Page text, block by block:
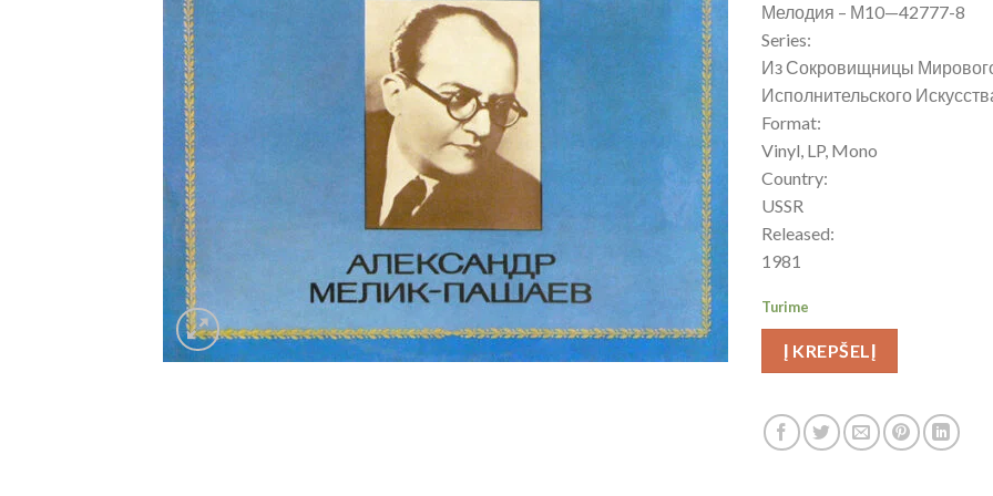
Мелодия – М10—42777-8
Series:
Из Сокровищницы
Исполнительского
Format:
Vinyl, LP, Mono
Country:
USSR
Released:
1981
Turime
Į KREPŠELĮ